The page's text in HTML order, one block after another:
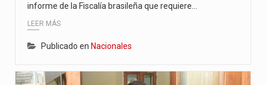
informe de la Fiscalía brasileña que requiere…
LEER MÁS
Publicado en Nacionales